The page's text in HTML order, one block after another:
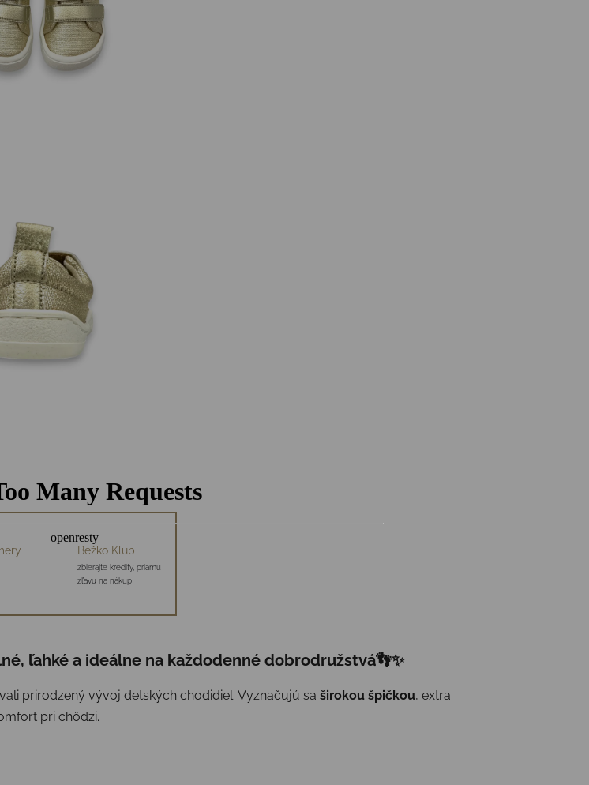
Bežko Klub
zbierajte kredity, priamu
zľavu na nákup
ľahké a ideálne na každodenné dobrodružstvá👣✨
prirodzený vývoj detských chodidiel. Vyznačujú sa širokou špičkou, extra
pri chôdzi.